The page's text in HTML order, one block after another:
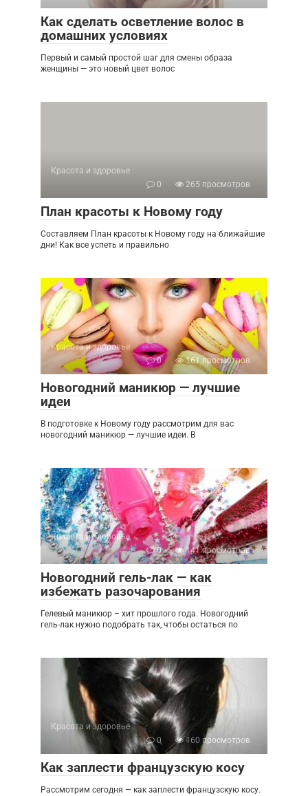
Как сделать осветление волос в
домашних условиях
Первый и самый простой шаг для смены образа
женщины — это новый цвет волос
Красота и здоровье
0
265 просмотров
План красоты к Новому году
Составляем План красоты к Новому году на ближайшие
дни! Как все успеть и правильно
Красота и здоровье
0
161 просмотров
Новогодний маникюр — лучшие
идеи
В подготовке к Новому году рассмотрим для вас
новогодний маникюр — лучшие идеи. В
Красота и здоровье
0
141 просмотров
Новогодний гель-лак — как
избежать разочарования
Гелевый маникюр – хит прошлого года. Новогодний
гель-лак нужно подобрать так, чтобы остаться по
Красота и здоровье
0
160 просмотров
Как заплести французскую косу
Рассмотрим сегодня — как заплести французскую косу.